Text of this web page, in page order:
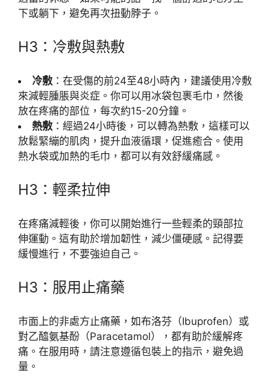
下或躺下，避免再次扭動脖子。
H3：冷敷與熱敷
冷敷 ：在受傷的前24至48小時內，建議使用冷敷
來減輕腫脹與炎症。你可以用冰袋包裹毛巾，然後
放在疼痛的部位，每次約15-20分鐘。
熱敷 ：經過24小時後，可以轉為熱敷，這樣可以
放鬆緊繃的肌肉，提升血液循環，促進癒合。使用
熱水袋或加熱的毛巾，都可以有效舒緩痛感。
H3：輕柔拉伸
在疼痛減輕後，你可以開始進行一些輕柔的頸部拉
伸運動。這有助於增加韌性，減少僵硬感。記得要
緩慢進行，不要強迫自己。
H3：服用止痛藥
市面上的非處方止痛藥，如布洛芬（Ibuprofen）或
對乙醯氨基酚（Paracetamol），都有助於緩解疼
痛。在服用時，請注意遵循包裝上的指示，避免過
量。